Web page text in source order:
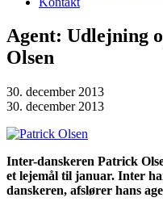
Agent: Udlejning
Olsen
30. december 2013
30. december 2013
Inter-danskeren Patrick
et lejemål til januar. Inter
danskeren, afslører hans